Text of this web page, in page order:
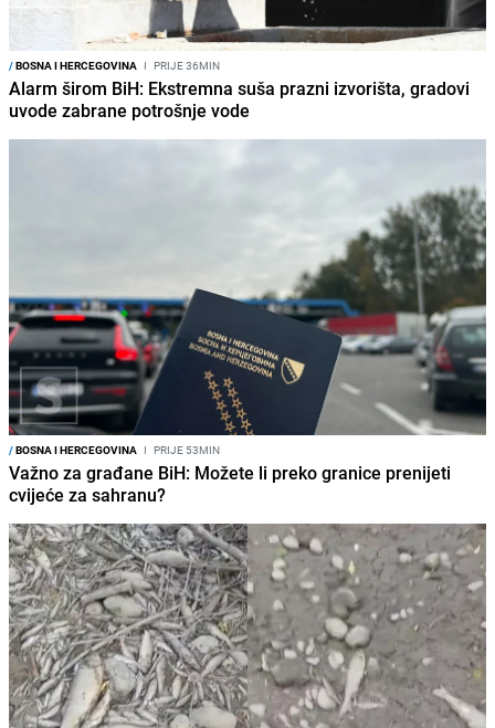
/BOSNA I HERCEGOVINA I PRIJE 36MIN
Alarm širom BiH: Ekstremna suša prazni izvorišta, gradovi
uvode zabrane potrošnje vode
/BOSNA I HERCEGOVINA I PRIJE 53MIN
Važno za građane BiH: Možete li preko granice prenijeti
cvijeće za sahranu?